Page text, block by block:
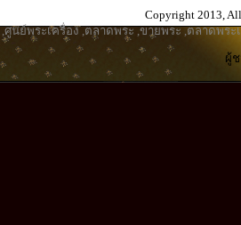
Copyright 2013,
,ศูนย์พระเครื่อง,ตลาดพระ ,ขายพระ ,ตลาดพระ
ผู้